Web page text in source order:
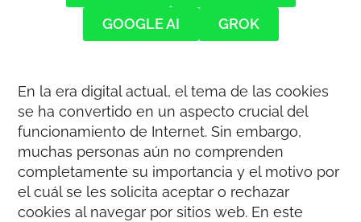
GOOGLE AI
GROK
En la era digital actual, el tema de las cookies
se ha convertido en un aspecto crucial del
funcionamiento de Internet. Sin embargo,
muchas personas aún no comprenden
completamente su importancia y el motivo por
el cuál se les solicita aceptar o rechazar
cookies al navegar por sitios web. En este